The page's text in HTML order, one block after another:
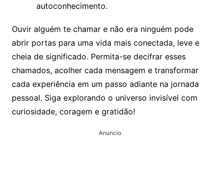
autoconhecimento.
Ouvir alguém te chamar e não era ninguém pode
abrir portas para uma vida mais conectada, leve e
cheia de significado. Permita-se decifrar esses
chamados, acolher cada mensagem e transformar
cada experiência em um passo adiante na jornada
pessoal. Siga explorando o universo invisível com
curiosidade, coragem e gratidão!
Anuncio